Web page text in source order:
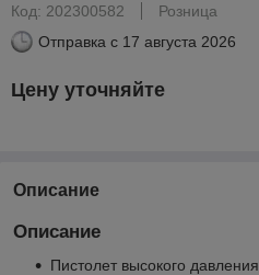
Код: 202300582
Розница
Отправка с 17 августа 2026
Цену уточняйте
Описание
Описание
Пистолет высокого давления